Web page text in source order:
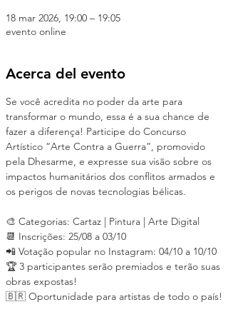
18 mar 2026, 19:00 – 19:05
evento online
Acerca del evento
Se você acredita no poder da arte para
transformar o mundo, essa é a sua chance de
fazer a diferença! Participe do Concurso
Artístico “Arte Contra a Guerra”, promovido
pela Dhesarme, e expresse sua visão sobre os
impactos humanitários dos conflitos armados e
os perigos de novas tecnologias bélicas.
🎨 Categorias: Cartaz | Pintura | Arte Digital
📆 Inscrições: 25/08 a 03/10
📲 Votação popular no Instagram: 04/10 a 10/10
🏆 3 participantes serão premiados e terão suas
obras expostas!
🇧🇷 Oportunidade para artistas de todo o país!